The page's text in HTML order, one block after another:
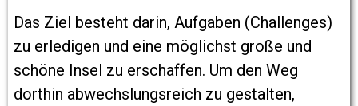
Das Ziel besteht darin, Aufgaben (Challenges)
zu erledigen und eine möglichst große und
schöne Insel zu erschaffen. Um den Weg
dorthin abwechslungsreich zu gestalten,